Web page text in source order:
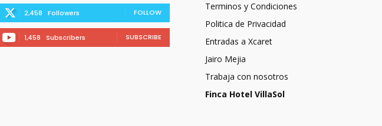
2,458 Followers FOLLOW
1,458 Subscribers SUBSCRIBE
Terminos y Condiciones
Politica de Privacidad
Entradas a Xcaret
Jairo Mejia
Trabaja con nosotros
Finca Hotel VillaSol